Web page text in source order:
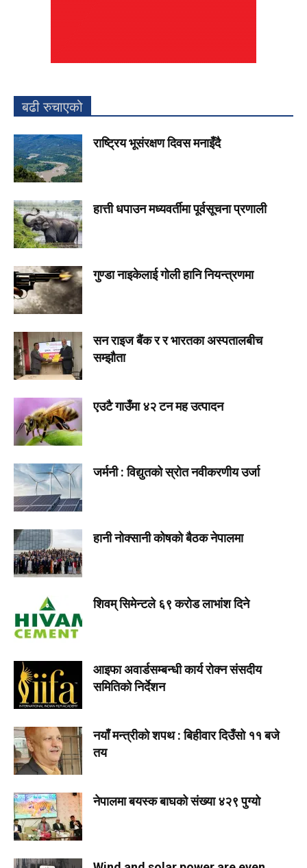
बढी रुचाएको
राष्ट्रिय भूसंरक्षण दिवस मनाइँदै
हात्ती धपाउन मध्यवर्तीमा पूर्वसूचना प्रणाली
गुण्डा नाइकेलाई गोली हानि नियन्त्रणमा
सन राइज बैंक र र भारतका अस्पतालबीच
सम्झौता
एउटै गाउँमा ४२ टन मह उत्पादन
जर्मनी : विद्युतको स्रोत नवीकरणीय उर्जा
हानी नोक्सानी कोषको बैठक नेपालमा
शिवम् सिमेन्टले ६९ करोड लाभांश दिने
आइफा अवार्डसम्बन्धी कार्य रोक्न संसदीय
समितिको निर्देशन
नयाँ मन्त्रीको शपथ : बिहीवार दिउँसो ११ बजे
तय
नेपालमा बयस्क बाघको संख्या ४२९ पुग्यो